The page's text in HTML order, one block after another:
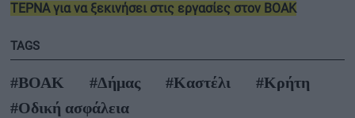
ΤΕΡΝΑ για να ξεκινήσει στις εργασίες στον ΒΟΑΚ
TAGS
#ΒΟΑΚ #Δήμας #Καστέλι
#Κρήτη
#Οδική ασφάλεια